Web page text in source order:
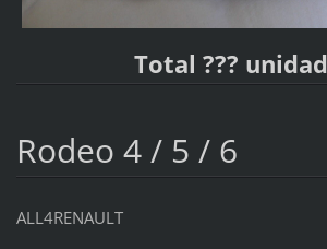
Total ???
Rodeo 4 / 5 / 6
ALL4RENAULT